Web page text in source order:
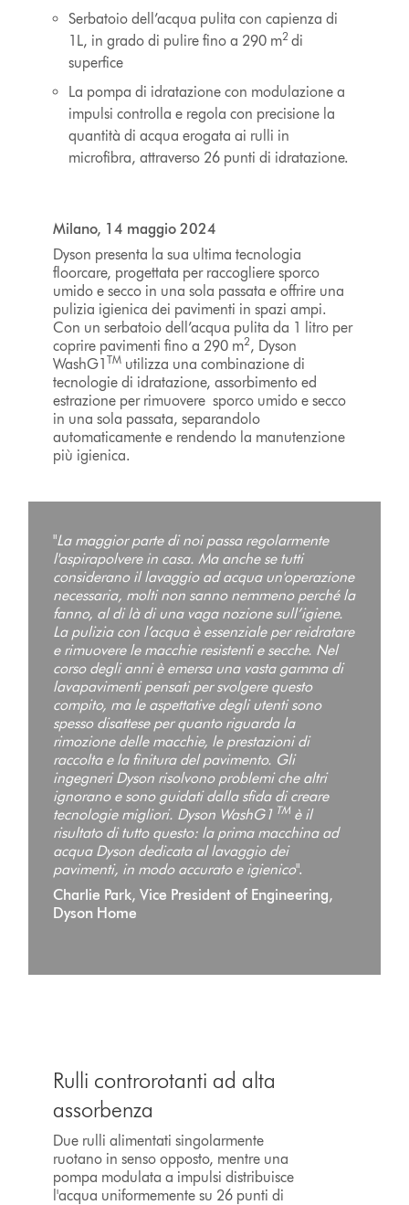
Serbatoio dell’acqua pulita con capienza di
1L, in grado di pulire fino a 290 m2 di
superfice
La pompa di idratazione con modulazione a
impulsi controlla e regola con precisione la
quantità di acqua erogata ai rulli in
microfibra, attraverso 26 punti di idratazione.
Milano, 14 maggio 2024
Dyson presenta la sua ultima tecnologia
floorcare, progettata per raccogliere sporco
umido e secco in una sola passata e offrire una
pulizia igienica dei pavimenti in spazi ampi.
Con un serbatoio dell’acqua pulita da 1 litro per
coprire pavimenti fino a 290 m2, Dyson
WashG1 TMutilizza una combinazione di
tecnologie di idratazione, assorbimento ed
estrazione per rimuovere sporco umido e secco
in una sola passata, separandolo
automaticamente e rendendo la manutenzione
più igienica.
"La maggior parte di noi passa regolarmente
l'aspirapolvere in casa. Ma anche se tutti
considerano il lavaggio ad acqua un'operazione
necessaria, molti non sanno nemmeno perché la
fanno, al di là di una vaga nozione sull’igiene.
La pulizia con l’acqua è essenziale per reidratare
e rimuovere le macchie resistenti e secche. Nel
corso degli anni è emersa una vasta gamma di
lavapavimenti pensati per svolgere questo
compito, ma le aspettative degli utenti sono
spesso disattese per quanto riguarda la
rimozione delle macchie, le prestazioni di
raccolta e la finitura del pavimento. Gli
ingegneri Dyson risolvono problemi che altri
ignorano e sono guidati dalla sfida di creare
tecnologie migliori. Dyson WashG1 TM è il
risultato di tutto questo: la prima macchina ad
acqua Dyson dedicata al lavaggio dei
pavimenti, in modo accurato e igienico".
Charlie Park, Vice President of Engineering,
Dyson Home
Rulli controrotanti ad alta
assorbenza
Due rulli alimentati singolarmente
ruotano in senso opposto, mentre una
pompa modulata a impulsi distribuisce
l'acqua uniformemente su 26 punti di